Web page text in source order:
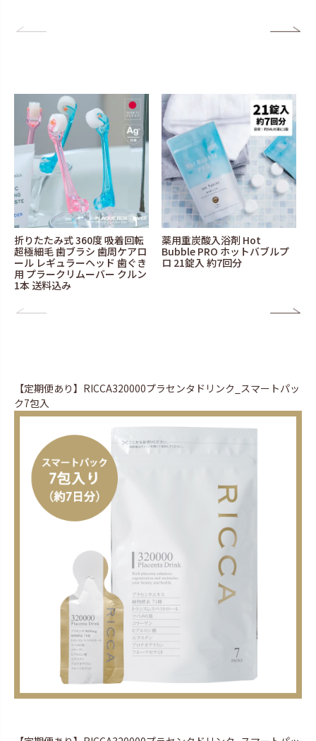
折りたたみ式 360度 吸着回転
超極細毛 歯ブラシ 歯周ケアロ
ール レギュラーヘッド 歯ぐき
用 プラークリムーバー クルン
1本 送料込み
薬用重炭酸入浴剤 Hot
Bubble PRO ホットバブルプ
ロ 21錠入 約7回分
【定期便あり】RICCA320000プラセンタドリンク_スマートパッ
ク7包入